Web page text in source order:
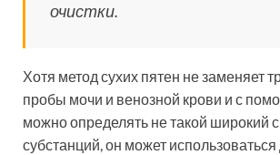
очистки.
Хотя метод сухих пятен не заменяет
пробы мочи и венозной крови и с
можно определять не такой широкий
субстанций, он может